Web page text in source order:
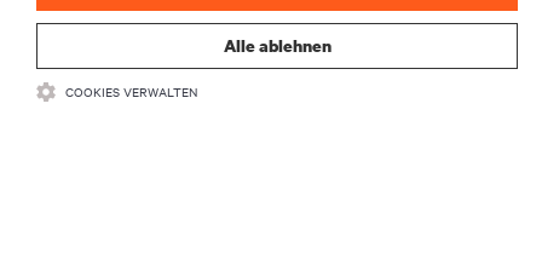
BLEIBEN SIE MIT UNS IN KONTAKT
Alle ablehnen
COOKIES VERWALTEN